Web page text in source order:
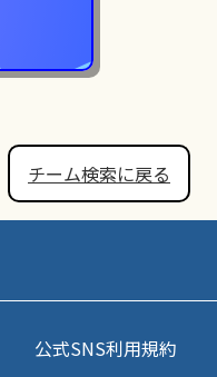
チーム検索に戻る
公式SNS利用規約